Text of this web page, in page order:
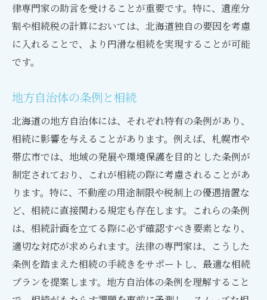
律専門家の助言を受けることが重要です。特に、遺産分
割や相続税の計算においては、北海道独自の要因を考慮
に入れることで、より円滑な相続を実現することが可能
です。
地方自治体の条例と相続
北海道の地方自治体には、それぞれ特有の条例があり、
相続に影響を与えることがあります。例えば、札幌市や
帯広市では、地域の発展や環境保護を目的とした条例が
制定されており、これが相続の際に考慮されることがあ
ります。特に、不動産の用途制限や税制上の優遇措置な
ど、相続に直接関わる規定も存在します。これらの条例
は、相続計画を立てる際に必ず確認すべき要素となり、
適切な対応が求められます。法律の専門家は、こうした
条例を踏まえた相続の手続きをサポートし、最適な相続
プランを提案します。地方自治体の条例を理解すること